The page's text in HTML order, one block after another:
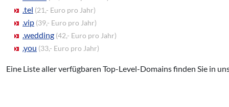
.tel (21,- Euro pro Jahr)
.vip (39,- Euro pro Jahr)
.wedding (42,- Euro pro Jahr)
.you (33,- Euro pro Jahr)
Eine Liste aller verfügbaren Top-Level-Domains finden Sie in